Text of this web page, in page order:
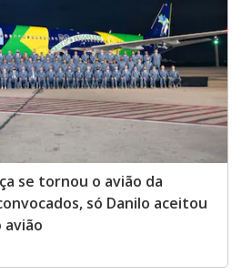
se tornou o avião da
só Danilo aceitou